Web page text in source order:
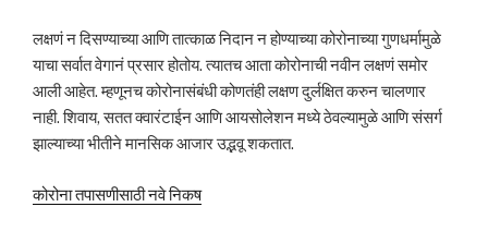
लक्षणं न दिसण्याच्या आणि तात्काळ निदान न होण्याच्या कोरोनाच्या गुणधर्मामुळे
याचा सर्वात वेगानं प्रसार होतोय. त्यातच आता कोरोनाची नवीन लक्षणं समोर
आली आहेत. म्हणूनच कोरोनासंबंधी कोणतंही लक्षण दुर्लक्षित करुन चालणार
नाही. शिवाय, सतत क्वारंटाईन आणि आयसोलेशन मध्ये ठेवल्यामुळे आणि संसर्ग
झाल्याच्या भीतीने मानसिक आजार उद्भवू शकतात.
कोरोना तपासणीसाठी नवे निकष